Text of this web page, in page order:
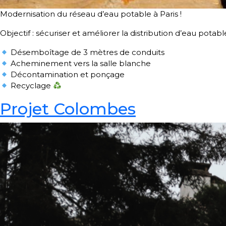
Modernisation du réseau d’eau potable à Paris !
Objectif : sécuriser et améliorer la distribution d’eau
Désemboîtage de 3 mètres de conduits
Acheminement vers la salle blanche
Décontamination et ponçage
Recyclage
Projet Colombes